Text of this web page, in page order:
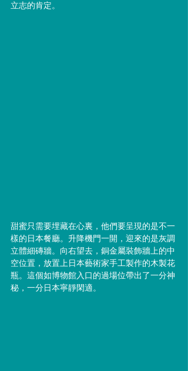
立志的肯定。
甜蜜只需要埋藏在心裏，他們要呈現的是不一
樣的日本餐廳。升降機門一開，迎來的是灰調
立體細磚牆。向右望去，銅金屬裝飾牆上的中
空位置，放置上日本藝術家手工製作的木製花
瓶。這個如博物館入口的過場位帶出了一分神
秘，一分日本寧靜閑適。